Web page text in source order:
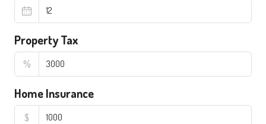
Property Tax
%
Home Insurance
$